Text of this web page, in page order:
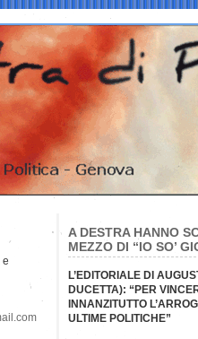
A DESTRA HANNO
MEZZO DI “IO SO’
L’EDITORIALE DI
DUCETTA): “PER
INNANZITUTTO
ULTIME POLITICHE”
e